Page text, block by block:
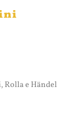
Rolla e Händel